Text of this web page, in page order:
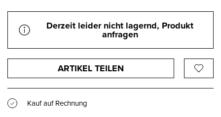
Derzeit leider nicht lagernd, Produkt
anfragen
ARTIKEL TEILEN
Kauf auf Rechnung